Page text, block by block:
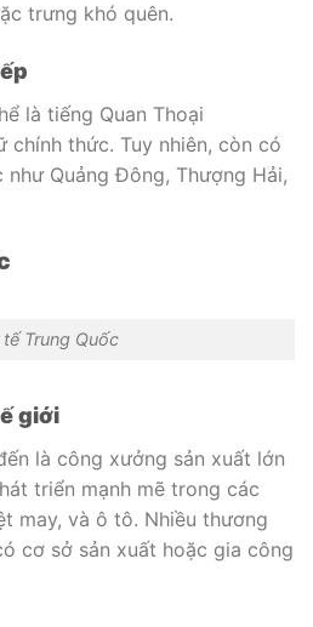
trưng khó quên.
là tiếng Quan Thoại
chính thức. Tuy nhiên, còn có
Quảng Đông, Thượng Hải,
tế Trung Quốc
giới
là công xưởng sản xuất lớn
triển mạnh mẽ trong các
may, và ô tô. Nhiều thương
cơ sở sản xuất hoặc gia công